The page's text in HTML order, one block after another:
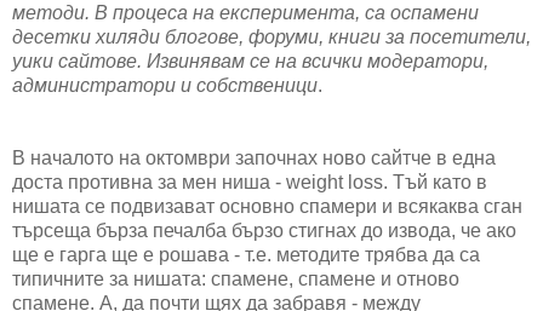
методи. В процеса на експеримента, са оспамени
десетки хиляди блогове, форуми, книги за посетители,
уики сайтове. Извинявам се на всички модератори,
администратори и собственици.
В началото на октомври започнах ново сайтче в една
доста противна за мен ниша - weight loss. Тъй като в
нишата се подвизават основно спамери и всякаква сган
търсеща бърза печалба бързо стигнах до извода, че ако
ще е гарга ще е рошава - т.е. методите трябва да са
типичните за нишата: спамене, спамене и отново
спамене. А, да почти щях да забравя - между